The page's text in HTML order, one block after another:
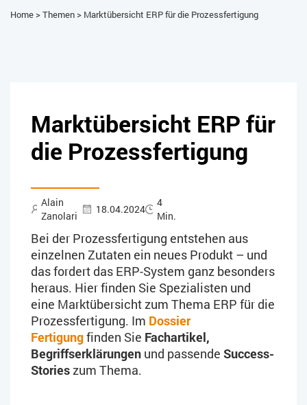
Home>Themen> Marktübersicht ERP für die Prozessfertigung
Marktübersicht ERP für
die Prozessfertigung
Alain
Zanolari
18.04.2024
4
Min.
Bei der Prozessfertigung entstehen aus
einzelnen Zutaten ein neues Produkt – und
das fordert das ERP-System ganz besonders
heraus. Hier finden Sie Spezialisten und
eine Marktübersicht zum Thema ERP für die
Prozessfertigung. Im Dossier
Fertigungfinden Sie Fachartikel,
Begriffserklärungen und passende Success-
Stories zum Thema.